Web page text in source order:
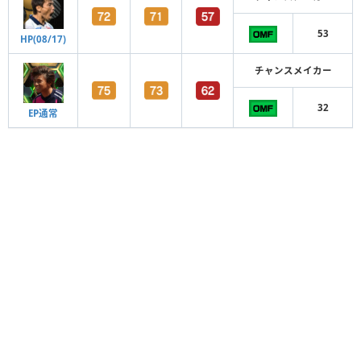
HP(08/17) 53
EP通常
チャンスメイカー
32